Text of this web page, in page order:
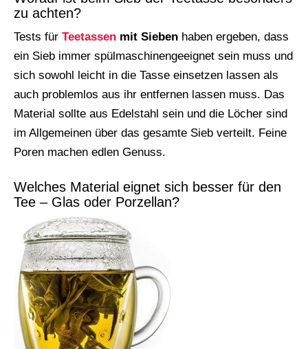
zu achten?
Tests für Teetassen mit Sieben haben ergeben, dass
ein Sieb immer spülmaschinengeeignet sein muss und
sich sowohl leicht in die Tasse einsetzen lassen als
auch problemlos aus ihr entfernen lassen muss. Das
Material sollte aus Edelstahl sein und die Löcher sind
im Allgemeinen über das gesamte Sieb verteilt. Feine
Poren machen edlen Genuss.
Welches Material eignet sich besser für den
Tee – Glas oder Porzellan?